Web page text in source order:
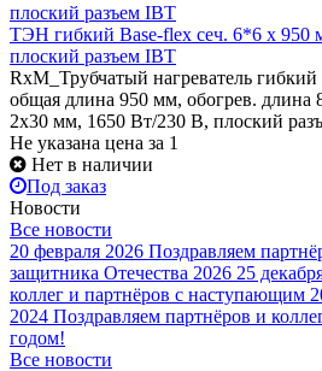
ТЭН гибкий Base-flex сеч. 6*6 х 950
плоский разъем IBT
RxM_Трубчатый нагреватель
общая длина 950 мм, обогрев. длина
2х30 мм, 1650 Вт/230 В, плоский
Не указана цена за 1
Нет в наличии
Под заказ
Новости
Все новости
20 февраля 2026 Поздравляем
защитника Отечества 2026 25
коллег и партнёров с наступающим
2024 Поздравляем партнёров и
годом!
Все новости